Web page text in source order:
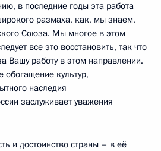
в последние годы эта работа
размаха, как, мы знаем,
Союза. Мы многое в этом
все это восстановить, так что
Вашу работу в этом направлении.
обогащение культур,
наследия
заслуживает уважения
и достоинство страны – в её